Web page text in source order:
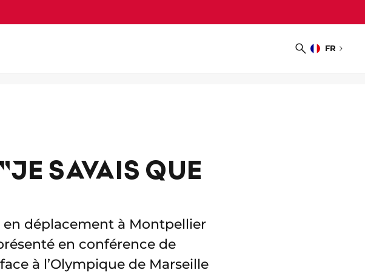
Recherche
FR
Choisir
SAVAIS QUE
en déplacement à Montpellier
en conférence de
à l’Olympique de Marseille